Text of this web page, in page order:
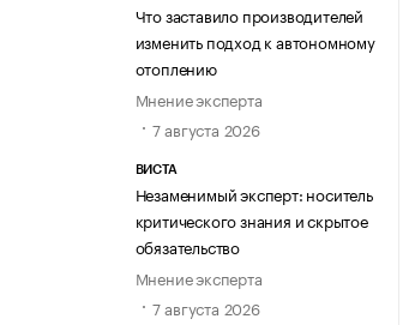
Что заставило производителей
изменить подход к автономному
отоплению
Мнение эксперта
7 августа 2026
ВИСТА
Незаменимый эксперт: носитель
критического знания и скрытое
обязательство
Мнение эксперта
7 августа 2026